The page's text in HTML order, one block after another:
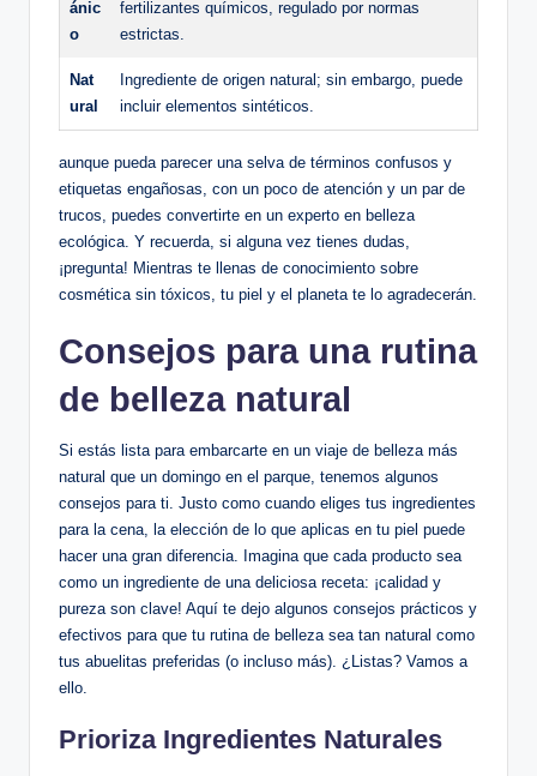
ánic
o
fertilizantes químicos, regulado por normas
estrictas.
Nat
ural
Ingrediente de origen natural; sin embargo, puede
incluir elementos sintéticos.
aunque pueda parecer una selva de términos confusos y
etiquetas engañosas, con un poco de atención y un par de
trucos, puedes convertirte en un experto en belleza
ecológica. Y recuerda, si alguna vez tienes dudas,
¡pregunta! Mientras te llenas de conocimiento sobre
cosmética sin tóxicos, tu piel y el planeta te lo agradecerán.
Consejos para una rutina
de belleza natural
Si estás lista para embarcarte en un viaje de belleza más
natural que un domingo en el parque, tenemos algunos
consejos para ti. Justo como cuando eliges tus ingredientes
para la cena, la elección de lo que aplicas en tu piel puede
hacer una gran diferencia. Imagina que cada producto sea
como un ingrediente de una deliciosa receta: ¡calidad y
pureza son clave! Aquí te dejo algunos consejos prácticos y
efectivos para que tu rutina de belleza sea tan natural como
tus abuelitas preferidas (o incluso más). ¿Listas? Vamos a
ello.
Prioriza Ingredientes Naturales